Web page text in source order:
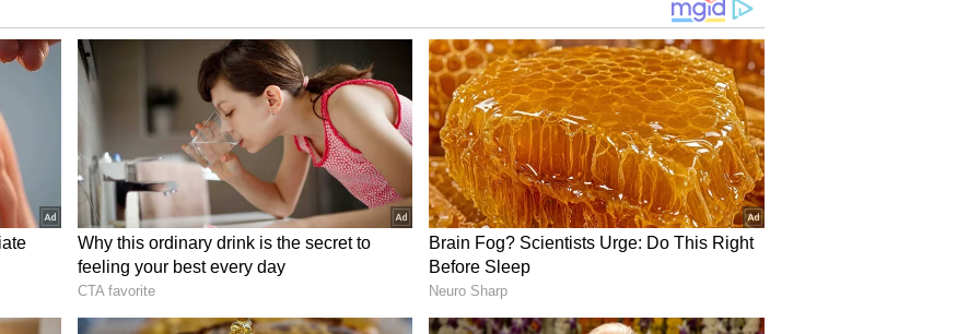
నలుగురు నిందితులు పాత స్మగ్లర్లని, గత ఐదు
ఎన్‌సీబీ అధికారి తెలిపారు.